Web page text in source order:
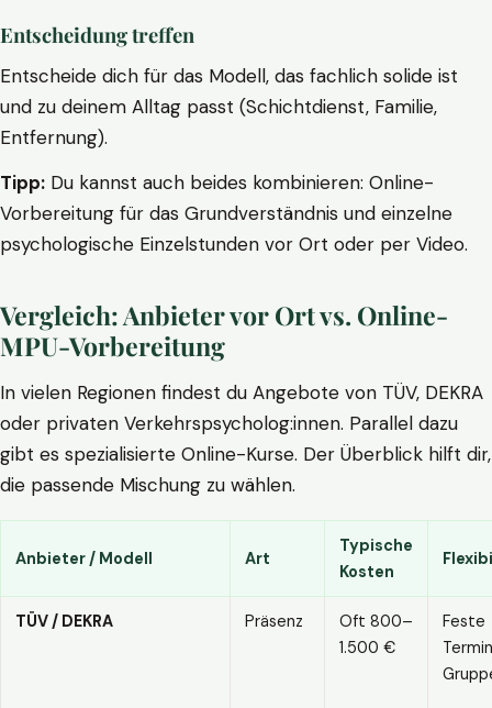
Entscheidung treffen
Entscheide dich für das Modell, das fachlich solide ist
und zu deinem Alltag passt (Schichtdienst, Familie,
Entfernung).
Tipp: Du kannst auch beides kombinieren: Online-
Vorbereitung für das Grundverständnis und einzelne
psychologische Einzelstunden vor Ort oder per Video.
Vergleich: Anbieter vor Ort vs. Online-
MPU-Vorbereitung
In vielen Regionen findest du Angebote von TÜV, DEKRA
oder privaten Verkehrspsycholog:innen. Parallel dazu
gibt es spezialisierte Online-Kurse. Der Überblick hilft dir,
die passende Mischung zu wählen.
Anbieter / Modell Art
Typische
Kosten
TÜV / DEKRA Präsenz
Oft 800–
1.500 €
Feste